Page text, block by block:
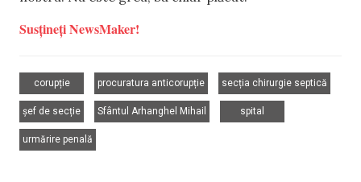
Susțineți NewsMaker!
corupție
procuratura anticorupție
secția chirurgie septică
șef de secție
Sfântul Arhanghel Mihail
spital
urmărire penală